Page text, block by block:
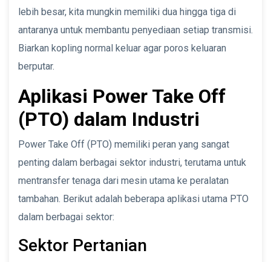
lebih besar, kita mungkin memiliki dua hingga tiga di
antaranya untuk membantu penyediaan setiap transmisi.
Biarkan kopling normal keluar agar poros keluaran
berputar.
Aplikasi Power Take Off
(PTO) dalam Industri
Power Take Off (PTO) memiliki peran yang sangat
penting dalam berbagai sektor industri, terutama untuk
mentransfer tenaga dari mesin utama ke peralatan
tambahan. Berikut adalah beberapa aplikasi utama PTO
dalam berbagai sektor:
Sektor Pertanian